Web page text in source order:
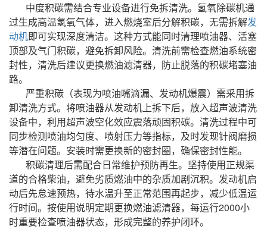
中度积碳需结合专业设备进行免拆清洗。氢氧除碳机通
过生成高温氢氧气体，进入燃烧室后分解积碳，无需拆解发
动机即可实现深度清洁。这种方式能同时清理喷油器、活塞
顶部及气门积碳，避免拆卸风险。清洗前需检查燃油系统密
封性，清洗后建议更换燃油滤清器，防止脱落的积碳堵塞油
路。
严重积碳（表现为喷油嘴滴漏、发动机爆震）需采用拆
卸清洗方式。将喷油器从发动机上拆下后，放入超声波清洗
设备中，利用超声波空化效应震落顽固积碳。清洗过程中可
同步检测喷油均匀度、喷射压力等指标，及时发现针阀磨损
等潜在问题。安装时需更换新的密封圈，确保密封性能。
积碳清理后需配合日常维护预防再生。坚持使用正规渠
道的合格柴油，避免劣质燃油中的杂质加剧沉积。发动机启
动后先怠速预热，待水温升至正常范围再起步，减少低温运
行时间。按使用说明定期更换燃油滤清器，每运行2000小
时重要检查喷油器状态，形成完整的养护闭环。